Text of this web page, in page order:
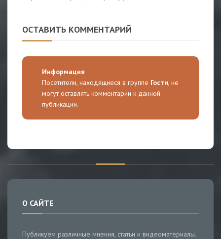
ОСТАВИТЬ КОММЕНТАРИЙ
Информация
Посетители, находящиеся в группе Гости, не
могут оставлять комментарии к данной
публикации.
О САЙТЕ
Публикуем различные мнения, статьи и видеоматериалы.